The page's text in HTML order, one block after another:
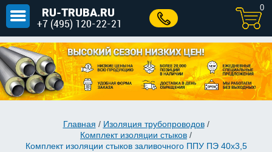
RU-TRUBA.RU
+7 (495) 120-22-21
0
Главная / Изоляция трубопроводов/
Комплект изоляции стыков /
Комплект изоляции стыков заливочного ППУ ПЭ 40х3,5